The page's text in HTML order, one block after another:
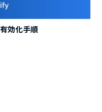
効化手順